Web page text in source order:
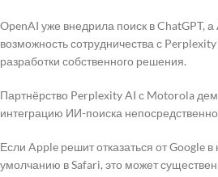
OpenAI уже внедрила поиск в ChatGPT,
возможность сотрудничества с
разработки собственного решения.
Партнёрство Perplexity AI с Motorola
интеграцию ИИ-поиска непосредственно
Если Apple решит отказаться от Google в
умолчанию в Safari, это может